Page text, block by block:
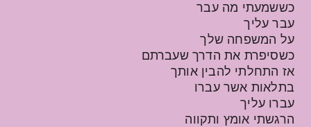
כששמעתי מה עבר
עבר עליך
על המשפחה שלך
כשסיפרת את הדרך שעברתם
אז התחלתי להבין אותך
בתלאות אשר עברו
עברו עליך
הרגשתי אומץ ותקווה